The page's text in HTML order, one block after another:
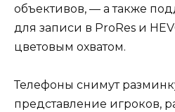
объективов, — а также
для записи в ProRes и
цветовым охватом.
Телефоны снимут
представление игроков,